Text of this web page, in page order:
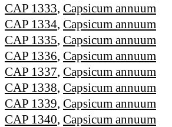
CAP 1333, Capsicum annuum
CAP 1334, Capsicum annuum
CAP 1335, Capsicum annuum
CAP 1336, Capsicum annuum
CAP 1337, Capsicum annuum
CAP 1338, Capsicum annuum
CAP 1339, Capsicum annuum
CAP 1340, Capsicum annuum